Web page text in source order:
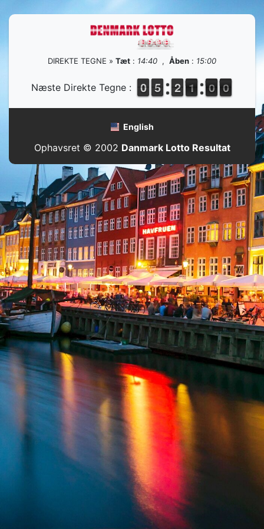
DIREKTE TEGNE » Tæt : 14:40 , Åben : 15:00
Næste Direkte Tegne : 9
9
0
0 4
4
5
5 1
1
2
2 1
0 0
5 0
9
English
Ophavsret © 2002 Danmark Lotto Resultat